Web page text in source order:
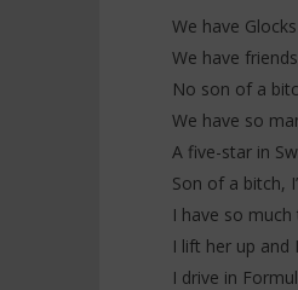
We have
We have
No son of a
We have so
A five-star in
Son of a bitch,
I have so
I lift her up and
I drive in